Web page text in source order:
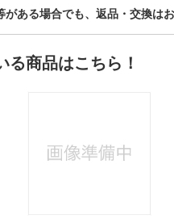
ある場合でも、返品・交換は
商品はこちら！